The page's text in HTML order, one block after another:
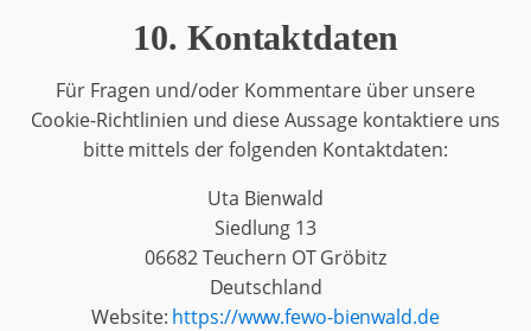
10. Kontaktdaten
Für Fragen und/oder Kommentare über unsere
Cookie-Richtlinien und diese Aussage kontaktiere uns
bitte mittels der folgenden Kontaktdaten:
Uta Bienwald
Siedlung 13
06682 Teuchern OT Gröbitz
Deutschland
Website: https://www.fewo-bienwald.de